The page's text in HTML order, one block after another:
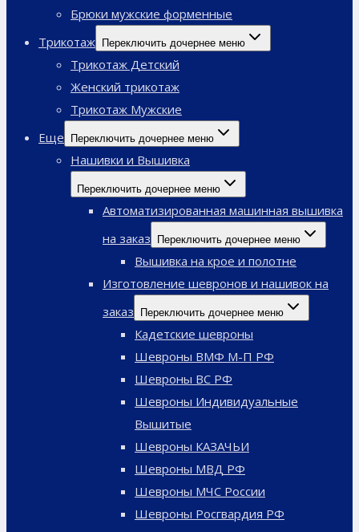
Брюки мужские форменные
Трикотаж Переключить дочернее меню
Трикотаж Детский
Женский трикотаж
Трикотаж Мужские
Еще
Переключить дочернее меню
Нашивки и Вышивка
Переключить дочернее меню
Автоматизированная машинная вышивка
на заказ
Переключить дочернее меню
Вышивка на крое и полотне
Изготовление шевронов и нашивок на
заказ
Переключить дочернее меню
Кадетские шевроны
Шевроны ВМФ М-П РФ
Шевроны ВС РФ
Шевроны Индивидуальные
Вышитые
Шевроны КАЗАЧЬИ
Шевроны МВД РФ
Шевроны МЧС России
Шевроны Росгвардия РФ